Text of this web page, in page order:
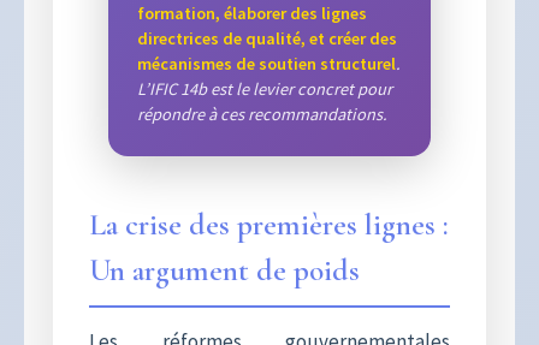
formation, élaborer des lignes
directrices de qualité, et créer des
mécanismes de soutien structurel.
L’IFIC 14b est le levier concret pour
répondre à ces recommandations.
La crise des premières lignes :
Un argument de poids